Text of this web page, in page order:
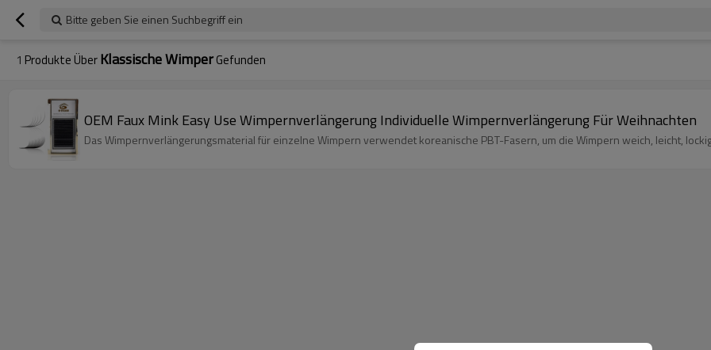
Bitte geben Sie einen Suchbegriff ein
1 Produkte ÜberKlassische WimperGefunden
OEM Faux Mink Easy Use Wimpernverlängerung Individuelle Wimpernverlängerung Für Weihnachten
Das Wimpernverlängerungsmaterial für einzelne Wimpern verwendet koreanische PBT-Fasern, um die Wimpern weich, leicht,